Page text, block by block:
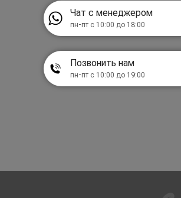
Чат с менеджером
пн-пт с 10:00 до 18:00
Позвонить нам
пн-пт с 10:00 до 19:00